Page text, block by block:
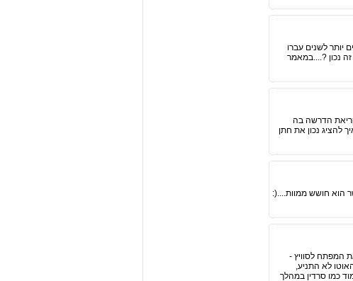
יותר לשנים עברו
את זה נכון ?....במאמר
הדרשה בה
להציג נכון את חתן
מאשר הוא חושש ממוות....(:
המפתח לסוויץ -
לא התניע,
כמו סרדין במהלך